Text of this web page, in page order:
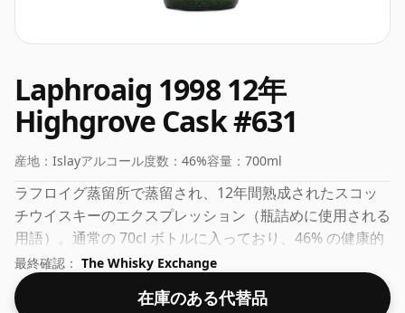
Laphroaig 1998 12年
Highgrove Cask #631
産地： Islayアルコール度数： 46%容量： 700ml
ラフロイグ蒸留所で蒸留され、12年間熟成されたスコッ
チウイスキーのエクスプレッション（瓶詰めに使用される
用語）。通常の 70cl ボトルに入っており、46% の健康的
なアルコール度数で瓶詰めされています。
最終確認： The Whisky Exchange
在庫のある代替品